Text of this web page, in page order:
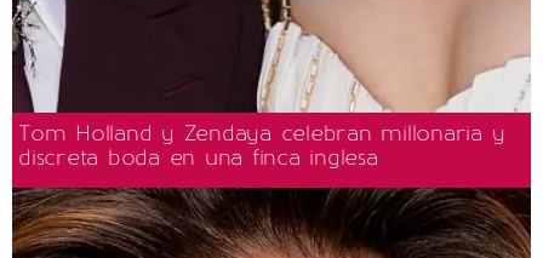
Tom Holland y Zendaya celebran millonaria y
discreta boda en una finca inglesa